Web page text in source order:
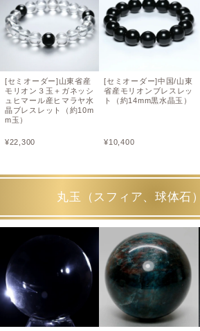
[セミオーダー]山東省産
モリオン３玉＋ガネッシ
ュヒマール産ヒマラヤ水
晶ブレスレット（約10m
m玉）
¥22,300
[セミオーダー]中国/山東
省産モリオンブレスレッ
ト（約14mm黒水晶玉）
¥10,400
丸玉（スフィア、球体石